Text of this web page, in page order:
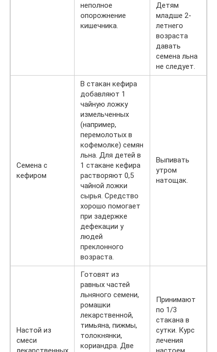
неполное
опорожнение
кишечника.
Детям
младше 2-
летнего
возраста
давать
семена льна
не следует.
Семена с
кефиром
В стакан кефира
добавляют 1
чайную ложку
измельченных
(например,
перемолотых в
кофемолке) семян
льна. Для детей в
1 стакане кефира
растворяют 0,5
чайной ложки
сырья. Средство
хорошо помогает
при задержке
дефекации у
людей
преклонного
возраста.
Выпивать
утром
натощак.
Настой из
смеси
Готовят из
равных частей
льняного семени,
ромашки
лекарственной,
тимьяна, пижмы,
толокнянки,
кориандра. Две
Принимают
по 1/3
стакана в
сутки. Курс
лечения